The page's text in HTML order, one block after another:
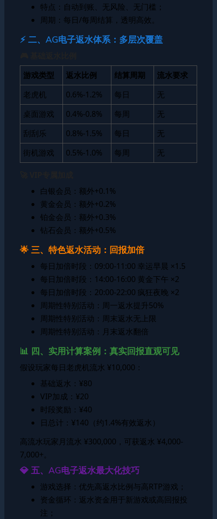
特点：自动到账、无风险、无门槛；
周期：每日/每周结算，透明高效。
⚡ 二、AG电子返水体系：多层次覆盖
游戏类型
返水比例 结算周期
流水要求
老虎机
0.6%-1.2% 每日
无
桌面游戏
0.4%-0.8% 每周
无
刮刮乐
0.8%-1.5% 每日
无
街机游戏
0.5%-1.0% 每周 无
白银会员：额外+0.1%
黄金会员：额外+0.2%
铂金会员：额外+0.3%
钻石会员：额外+0.5%
🌟 三、特色返水活动：回报加倍
每日加倍时段：09:00-11:00 幸运早晨 ×1.5
每日加倍时段：14:00-16:00 黄金下午 ×2
每日加倍时段：20:00-22:00 疯狂夜晚 ×2
周期性特别活动：周一返水提升50%
周期性特别活动：周末返水无上限
周期性特别活动：月末返水翻倍
📊 四、实用计算案例：真实回报直观可见
假设玩家每日老虎机流水 ¥10,000：
基础返水：¥80
VIP加成：¥20
时段奖励：¥40
日总计：¥140（约1.4%有效返水）
高流水玩家月流水 ¥300,000，可获返水 ¥4,000-
7,000+。
💎 五、AG电子返水最大化技巧
游戏选择：优先高返水比例与高RTP游戏；
资金循环：返水资金用于新游戏或高回报投
注；